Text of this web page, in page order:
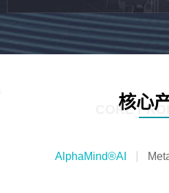
核心
CORE
AlphaMind®AI